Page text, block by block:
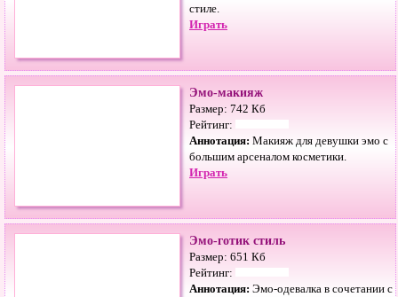
стиле.
Играть
Эмо-макияж
Размер: 742 Кб
Рейтинг:
Аннотация: Макияж для девушки эмо с
большим арсеналом косметики.
Играть
Эмо-готик стиль
Размер: 651 Кб
Рейтинг:
Аннотация: Эмо-одевалка в сочетании с